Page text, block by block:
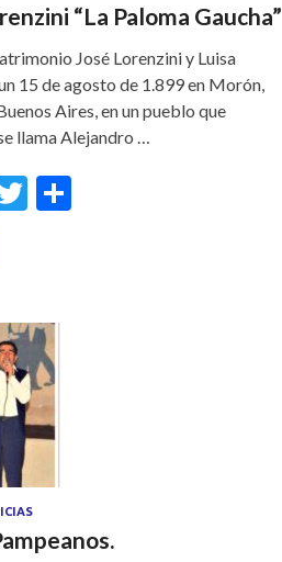
“La Paloma Gaucha”
José Lorenzini y Luisa
15 de agosto de 1.899 en Morón,
Aires, en un pueblo que
llama Alejandro …
T